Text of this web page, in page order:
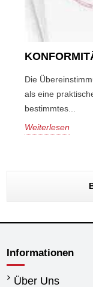
Die
als eine
bestimmtes...
Weiterlesen
Informationen
Über Uns